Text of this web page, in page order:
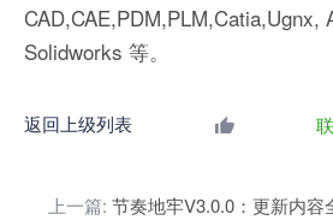
CAD,CAE,PDM,PLM,Catia,Ugnx,
Solidworks 等。
返回上级列表
上一篇: 节奏地牢V3.0.0：更新内容